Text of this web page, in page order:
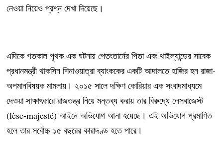
নেওয়া নিয়েও প্রশ্ন দেখা দিয়েছে।
এদিকে গতকাল পৃথক এক ঘটনায় পেতংতার্নের পিতা এবং থাইল্যান্ডের সাবেক
প্রধানমন্ত্রী থাকসিন শিনাওয়াত্রা ব্যাংককের একটি আদালতে হাজির হন রাজা-
অপমানবিষয়ক মামলায়। ২০১৫ সালে দক্ষিণ কোরিয়ার এক সংবাদমাধ্যমে
দেওয়া সাক্ষাৎকারে রাজতন্ত্র নিয়ে মন্তব্য করায় তার বিরুদ্ধে লেসবাজেস্ট
(lèse-majesté) আইনে অভিযোগ আনা হয়েছে। এই অভিযোগ প্রমাণিত
হলে তার সর্বোচ্চ ১৫ বছরের কারাদণ্ড হতে পারে।